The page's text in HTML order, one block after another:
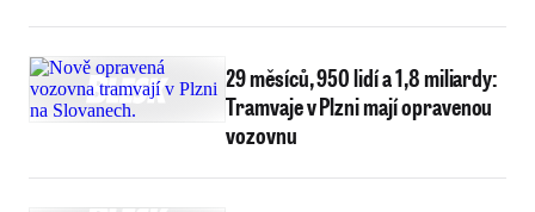
29 měsíců, 950 lidí a 1,8 miliardy:
Tramvaje v Plzni mají opravenou
vozovnu